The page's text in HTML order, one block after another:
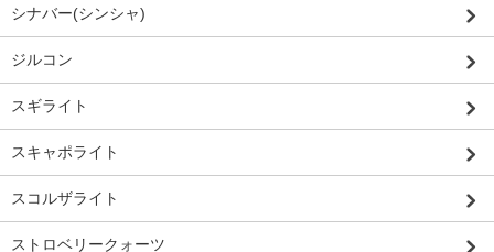
シナバー(シンシャ)
ジルコン
スギライト
スキャポライト
スコルザライト
ストロベリークォーツ